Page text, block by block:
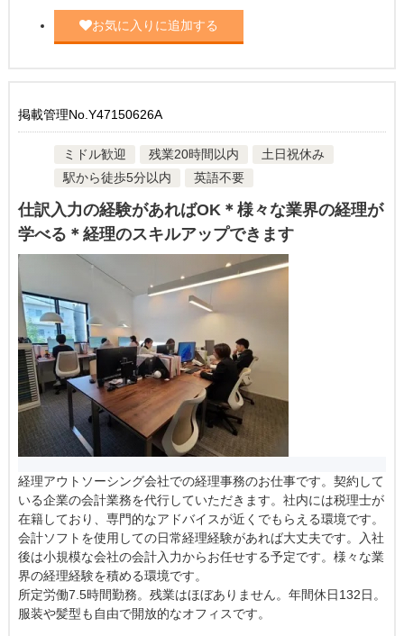
お気に入りに追加する
掲載管理No.Y47150626A
ミドル歓迎 残業20時間以内
土日祝休み
駅から徒歩5分以内
英語不要
仕訳入力の経験があればOK＊様々な業界の経理が
学べる＊経理のスキルアップできます
経理アウトソーシング会社での経理事務のお仕事です。契約して
いる企業の会計業務を代行していただきます。社内には税理士が
在籍しており、専門的なアドバイスが近くでもらえる環境です。
会計ソフトを使用しての日常経理経験があれば大丈夫です。入社
後は小規模な会社の会計入力からお任せする予定です。様々な業
界の経理経験を積める環境です。
所定労働7.5時間勤務。残業はほぼありません。年間休日132日。
服装や髪型も自由で開放的なオフィスです。